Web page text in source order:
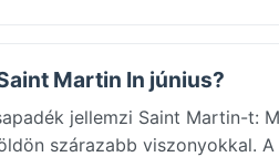
Martin In június?
jellemzi Saint Martin-t:
szárazabb viszonyokkal.